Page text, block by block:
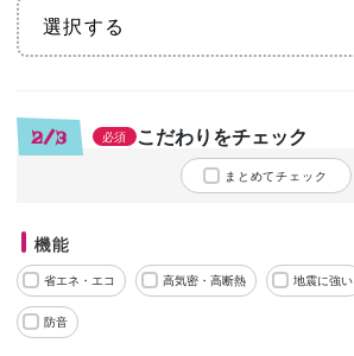
2/3 必須 こだわりをチェック
まとめてチェック
機能
省エネ・エコ 高気密・高断熱 地震に強い
防音